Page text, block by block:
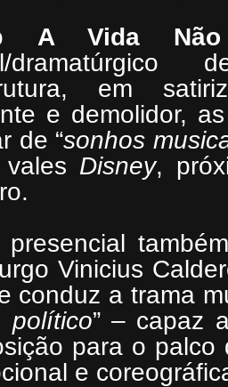
A Vida
em
e demolidor,
de “sonhos
Disney,
presencial
Vinicius
conduz a trama
político” – capaz
para o
e